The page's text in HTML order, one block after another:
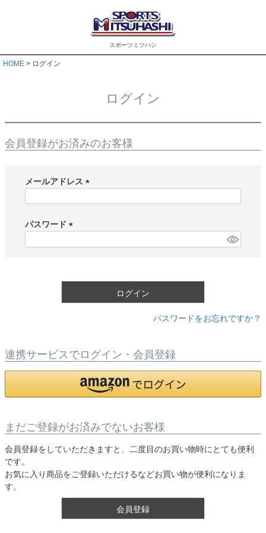
スポーツミツハシ
HOME ログイン
ログイン
会員登録がお済みのお客様
メールアドレス
)
パスワード
ログイン
パスワードをお忘れですか？
連携サービスでログイン・会員登録
まだご登録がお済みでないお客様
会員登録をしていただきますと、二度目のお買い物時にとても便利
です。
お気に入り商品をご登録いただけるなどお買い物が便利になりま
す。
会員登録